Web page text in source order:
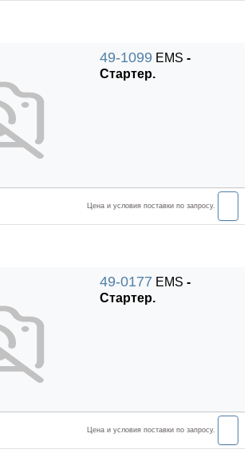
49-1099 EMS -
Стартер.
Цена и условия поставки по запросу.
49-0177 EMS -
Стартер.
Цена и условия поставки по запросу.